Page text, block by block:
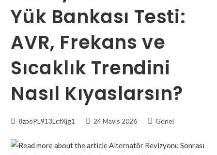
Yük Bankası Testi:
AVR, Frekans ve
Sıcaklık Trendini
Nasıl Kıyaslarsın?
8zpePL913LcfXjg1 24 Mayıs 2026 Genel